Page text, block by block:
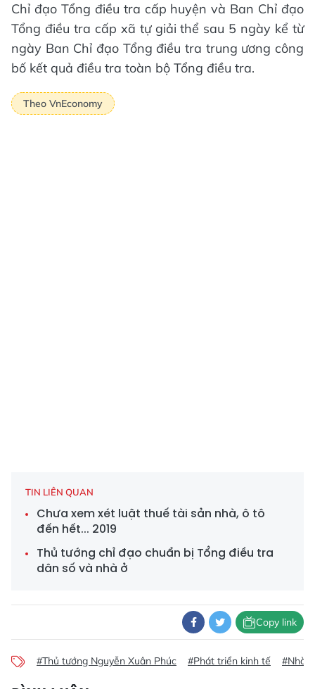
Chỉ đạo Tổng điều tra cấp huyện và Ban Chỉ đạo
Tổng điều tra cấp xã tự giải thể sau 5 ngày kể từ
ngày Ban Chỉ đạo Tổng điều tra trung ương công
bố kết quả điều tra toàn bộ Tổng điều tra.
Theo VnEconomy
TIN LIÊN QUAN
Chưa xem xét luật thuế tài sản nhà, ô tô
đến hết... 2019
Thủ tướng chỉ đạo chuẩn bị Tổng điều tra
dân số và nhà ở
Copy link
#Thủ tướng Nguyễn Xuân Phúc #Phát triển kinh tế #Nhà ở